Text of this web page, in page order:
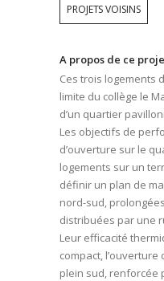
PROJETS VOISINS
A propos de ce
Ces trois logements
limite du collège le
d’un quartier
Les objectifs de
d’ouverture sur le
logements sur un
définir un plan de
nord-sud,
distribuées par une
Leur efficacité
compact,
plein sud, renforcée